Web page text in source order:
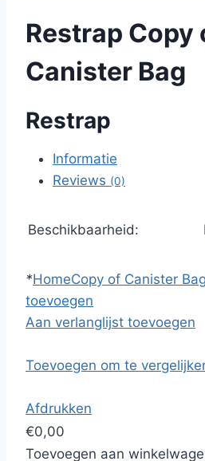
Restrap Copy
Canister Bag
Restrap
Informatie
Reviews (0)
Beschikbaarheid:
*HomeCopy of Canister Bag
toevoegen
Aan verlanglijst toevoegen
Toevoegen om te
Afdrukken
€0,00
Toevoegen aan